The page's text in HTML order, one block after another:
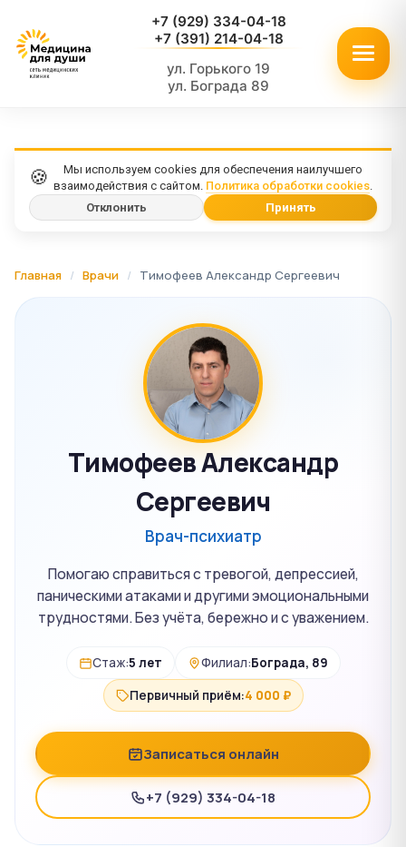
+7 (929) 334-04-18
+7 (391) 214-04-18
ул. Горького 19
ул. Бограда 89
🍪
Мы используем cookies для обеспечения наилучшего
взаимодействия с сайтом. Политика обработки cookies.
Отклонить
Принять
Главная / Врачи / Тимофеев Александр Сергеевич
Тимофеев Александр
Сергеевич
Врач-психиатр
Помогаю справиться с тревогой, депрессией,
паническими атаками и другими эмоциональными
трудностями. Без учёта, бережно и с уважением.
Стаж:5 лет Филиал:Бограда, 89
Первичный приём:4 000 ₽
Записаться онлайн
+7 (929) 334-04-18